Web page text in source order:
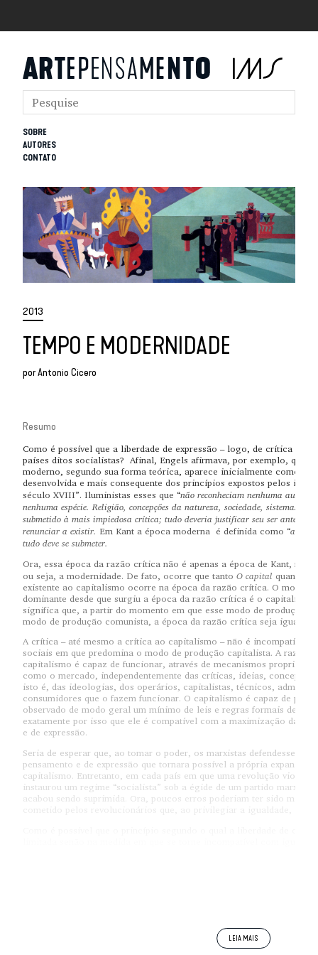
SOBRE
AUTORES
CONTATO
2013
TEMPO E MODERNIDADE
porAntonio Cicero
Resumo
Como é possível que a liberdade de expressão – logo, de crítica –
países ditos socialistas?
Afinal, Engels afirmava, por exemplo, que
moderno, segundo sua forma teórica, aparece inicialmente como
desenvolvida e mais consequente dos princípios expostos pelos
século XVIII”. Iluministas esses que “não reconheciam nenhuma
nenhuma espécie. Religião, concepções da natureza, sociedade, sistemas
submetido à mais impiedosa crítica; tudo deveria justificar seu ser ante o
renunciar a existir. Em Kant a época moderna é definida como “a
tudo deve se submeter.
Ora, essa época da razão crítica não é apenas a época de Kant, mas
ou seja, a modernidade. De fato, ocorre que tanto O capital quanto
existente ao capitalismo ocorre na época da razão crítica. O modo
dominante desde que surgiu a época da razão crítica é o capitalista.
significa que, a partir do momento em que esse modo de produção
modo de produção comunista, a época da razão crítica seja
A crítica – até mesmo a crítica ao capitalismo – não é incompatível
sociais em que predomina o modo de produção capitalista. A razão
capitalismo é capaz de funcionar, através de mecanismos
como o mercado, independentemente das críticas, ideias,
isto é, das ideologias, dos operários, capitalistas, técnicos,
consumidores que o fazem funcionar. O capitalismo é capaz de
observado de modo geral um mínimo de leis e regras formais de
exatamente por isso que ele é compatível com a maximização da
e de expressão.
Seria de esperar que, ao tomar o poder, os marxistas defendessem a
pensamento e de expressão que tornara possível a própria expansão
capitalismo. Entretanto, em cada país em que uma revolução
instaurou um regime “socialista” sob a égide de um partido
acabou sendo suprimida. Ora, poucos erros poderiam ter sido mais
exigência de igualdade não implique a exigência de liberdade, a
deve ser interpretada de tal modo que implique a exigência de